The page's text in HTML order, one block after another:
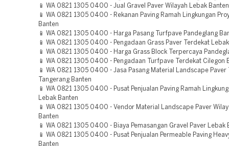
📱 WA 0821 1305 0400 - Jual Gravel Paver Wilayah Lebak Banten
📱 WA 0821 1305 0400 - Rekanan Paving Ramah Lingkungan
Banten
📱 WA 0821 1305 0400 - Harga Pasang Turfpave Pandeglang
📱 WA 0821 1305 0400 - Pengadaan Grass Paver Terdekat
📱 WA 0821 1305 0400 - Harga Grass Block Terpercaya
📱 WA 0821 1305 0400 - Pengadaan Turfpave Terdekat Cilegon
📱 WA 0821 1305 0400 - Jasa Pasang Material Landscape Paver
Tangerang Banten
📱 WA 0821 1305 0400 - Pusat Penjualan Paving Ramah
Lebak Banten
📱 WA 0821 1305 0400 - Vendor Material Landscape Paver
Banten
📱 WA 0821 1305 0400 - Biaya Pemasangan Gravel Paver Lebak
📱 WA 0821 1305 0400 - Pusat Penjualan Permeable Paving
Banten